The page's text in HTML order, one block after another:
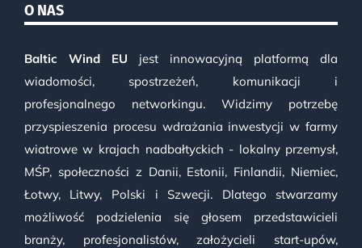
O NAS
Baltic Wind EU jest innowacyjną platformą dla
wiadomości, spostrzeżeń, komunikacji i
profesjonalnego networkingu. Widzimy potrzebę
przyspieszenia procesu wdrażania inwestycji w farmy
wiatrowe w krajach nadbałtyckich - lokalny przemysł,
MŚP, społeczności z Danii, Estonii, Finlandii, Niemiec,
Łotwy, Litwy, Polski i Szwecji. Dlatego stwarzamy
możliwość podzielenia się głosem przedstawicieli
branży, profesjonalistów, założycieli start-upów,